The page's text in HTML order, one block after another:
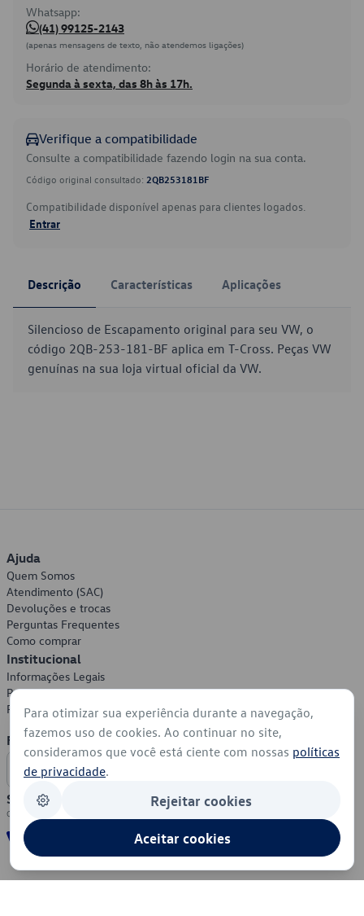
Whatsapp:
(41) 99125-2143
(apenas mensagens de texto, não atendemos ligações)
Horário de atendimento:
Segunda à sexta, das 8h às 17h.
Verifique a compatibilidade
Consulte a compatibilidade fazendo login na sua conta.
Código original consultado: 2QB253181BF
Compatibilidade disponível apenas para clientes logados.
Entrar
Descrição Características Aplicações
Silencioso de Escapamento original para seu VW, o
código 2QB-253-181-BF aplica em T-Cross. Peças VW
genuínas na sua loja virtual oficial da VW.
Ajuda
Quem Somos
Atendimento (SAC)
Devoluções e trocas
Perguntas Frequentes
Como comprar
Institucional
Informações Legais
Política de Privacidade
Política de Cookies
Formas de Pagamento
Segurança
Para otimizar sua experiência durante a navegação,
fazemos uso de cookies. Ao continuar no site,
consideramos que você está ciente com nossas políticas
de privacidade.
Rejeitar cookies
Aceitar cookies